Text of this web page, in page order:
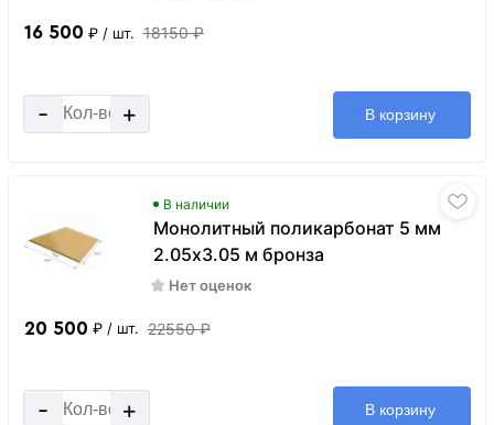
16 500 ₽ / шт. 18150 ₽
- + В корзину
В наличии
Монолитный поликарбонат 5 мм
2.05х3.05 м бронза
Нет оценок
20 500 ₽ / шт. 22550 ₽
- + В корзину